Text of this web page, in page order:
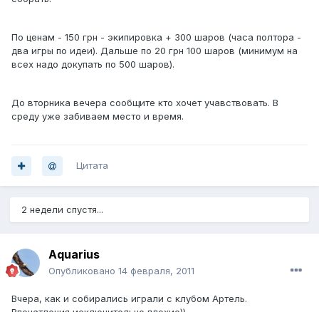
По ценам - 150 грн - экипировка + 300 шаров (часа полтора -
два игры по идеи). Дальше по 20 грн 100 шаров (минимум на
всех надо докупать по 500 шаров).
До вторника вечера сообщите кто хочет учавствовать. В
среду уже забиваем место и время.
Цитата
2 недели спустя...
Aquarius
Опубликовано 14 февраля, 2011
Вчера, как и собирались играли с клубом Артель.